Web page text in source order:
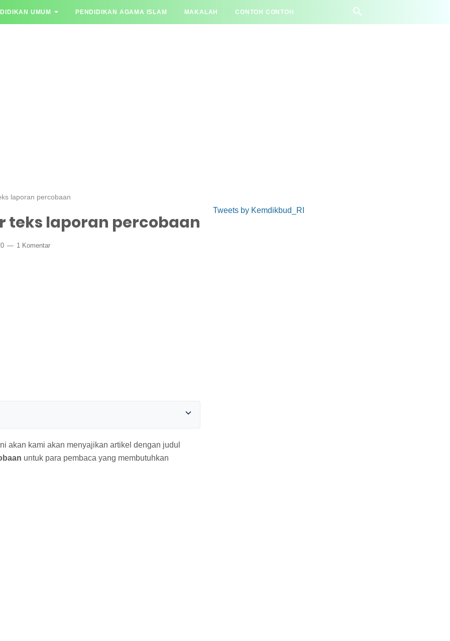
UMUM PENDIDIKAN AGAMA ISLAM MAKALAH CONTOH CONTOH
laporan percobaan
teks laporan percobaan
1 Komentar
akan kami akan menyajikan artikel dengan judul
untuk para pembaca yang membutuhkan
Tweets by Kemdikbud_RI